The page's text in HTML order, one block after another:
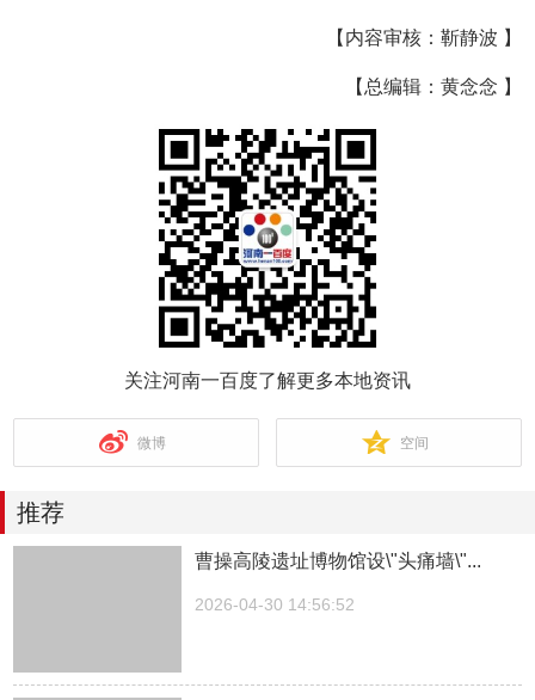
【内容审核：靳静波 】
【总编辑：黄念念 】
关注河南一百度了解更多本地资讯
微博 空间
推荐
曹操高陵遗址博物馆设\"头痛墙\"...
2026-04-30 14:56:52